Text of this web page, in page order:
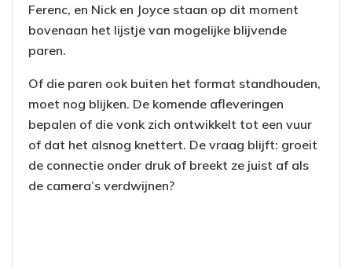
Ferenc, en Nick en Joyce staan op dit moment
bovenaan het lijstje van mogelijke blijvende
paren.
Of die paren ook buiten het format standhouden,
moet nog blijken. De komende afleveringen
bepalen of die vonk zich ontwikkelt tot een vuur
of dat het alsnog knettert. De vraag blijft: groeit
de connectie onder druk of breekt ze juist af als
de camera’s verdwijnen?